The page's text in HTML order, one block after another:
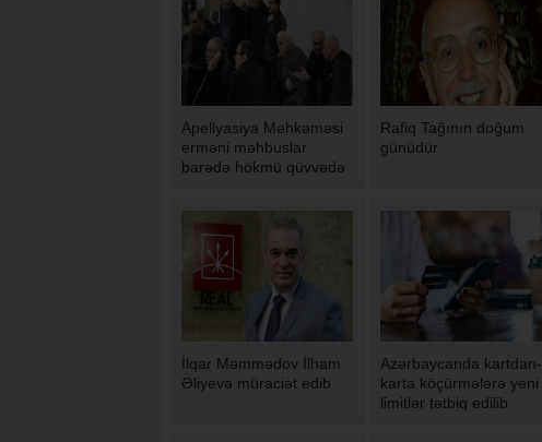
Apellyasiya Məhkəməsi
erməni məhbuslar
barədə hökmü qüvvədə
Rafiq Tağının doğum
günüdür
İlqar Məmmədov İlham
Əliyevə müraciət edib
Azərbaycanda kartdan-
karta köçürmələrə yeni
limitlər tətbiq edilib